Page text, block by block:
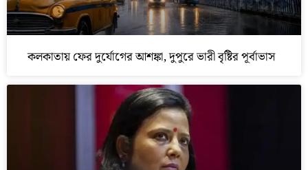
কলকাতায় ফের দুর্যোগের আশঙ্কা, দুপুরে ভারী বৃষ্টির পূর্বাভাস